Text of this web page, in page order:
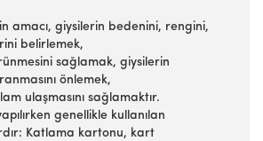
amacı, giysilerin bedenini, rengini,
belirlemek,
sağlamak, giysilerin
önlemek,
ulaşmasını sağlamaktır.
genellikle kullanılan
Katlama kartonu, kart